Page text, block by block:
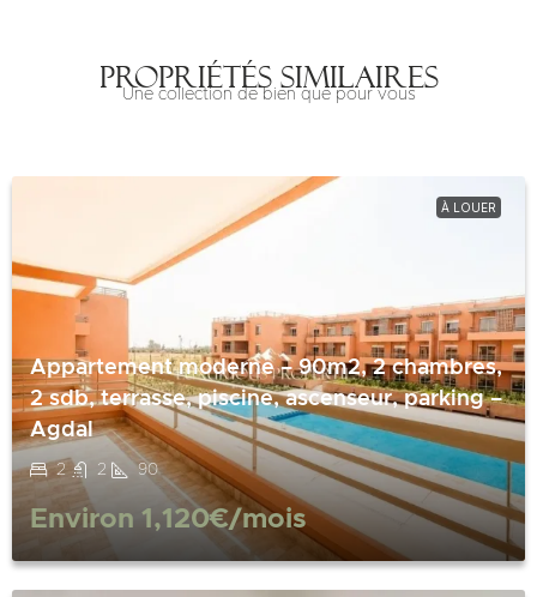
Propriétés similaires
Une collection de bien que pour vous
À LOUER
Appartement moderne – 90m2, 2 chambres,
2 sdb, terrasse, piscine, ascenseur, parking –
Agdal
2 2 90
Environ 1,120€/mois